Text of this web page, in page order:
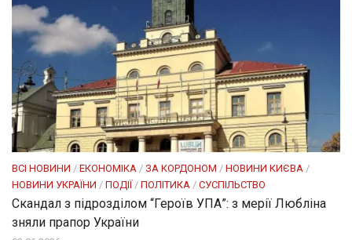
ВСІ НОВИНИ / ЕКОНОМІКА / ЗА КОРДОНОМ / НОВИНИ КИЄВА /
НОВИНИ УКРАЇНИ / ПОДІЇ / ПОЛІТИКА / СУСПІЛЬСТВО
Скандал з підрозділом “Героїв УПА”: з мерії Любліна
зняли прапор України